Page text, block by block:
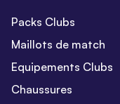
Packs Clubs
Maillots de match
Equipements Clubs
Chaussures